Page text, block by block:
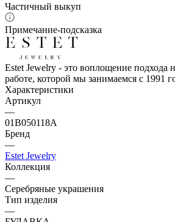
Частичный выкуп
Примечание-подсказка
Estet Jewelry - это воплощение подхода
работе, которой мы занимаемся с 1991
Характеристики
Артикул
—
01В050118А
Бренд
—
Estet Jewelry
Коллекция
—
Серебряные украшения
Тип изделия
—